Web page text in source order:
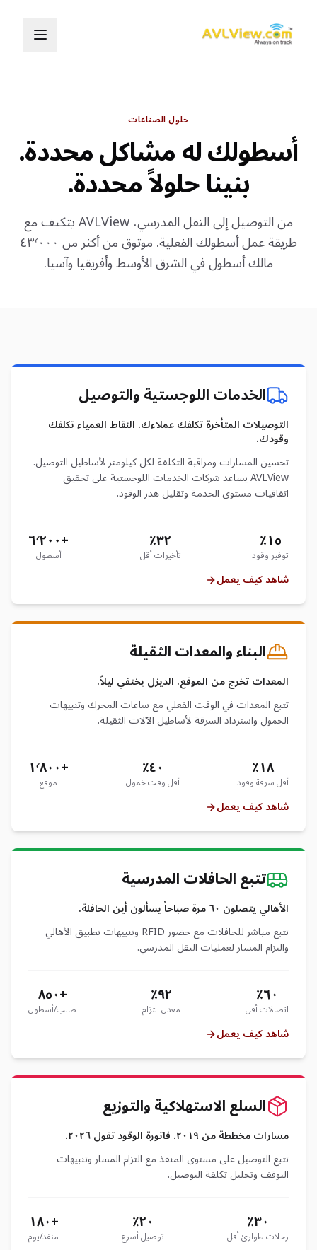
حلول الصناعات
أسطولك له مشاكل محددة.
بنينا حلولاً محددة.
من التوصيل إلى النقل المدرسي، AVLView يتكيف مع
طريقة عمل أسطولك الفعلية. موثوق من أكثر من ٤٣٬٠٠٠
مالك أسطول في الشرق الأوسط وأفريقيا وآسيا.
الخدمات اللوجستية والتوصيل
التوصيلات المتأخرة تكلفك عملاءك. النقاط العمياء تكلفك
وقودك.
تحسين المسارات ومراقبة التكلفة لكل كيلومتر لأساطيل التوصيل.
AVLView يساعد شركات الخدمات اللوجستية على تحقيق
اتفاقيات مستوى الخدمة وتقليل هدر الوقود.
١٥٪
توفير وقود
٣٢٪
تأخيرات أقل
+٦٬٢٠٠
أسطول
شاهد كيف يعمل
البناء والمعدات الثقيلة
المعدات تخرج من الموقع. الديزل يختفي ليلاً.
تتبع المعدات في الوقت الفعلي مع ساعات المحرك وتنبيهات
الخمول واسترداد السرقة لأساطيل الآلات الثقيلة.
١٨٪
أقل سرقة وقود
٤٠٪
أقل وقت خمول
+١٬٨٠٠
موقع
شاهد كيف يعمل
تتبع الحافلات المدرسية
الأهالي يتصلون ٦٠ مرة صباحاً يسألون أين الحافلة.
تتبع مباشر للحافلات مع حضور RFID وتنبيهات تطبيق الأهالي
والتزام المسار لعمليات النقل المدرسي.
٦٠٪
اتصالات أقل
٩٢٪
معدل التزام
+٨٥٠
طالب/أسطول
شاهد كيف يعمل
السلع الاستهلاكية والتوزيع
مسارات مخططة من ٢٠١٩. فاتورة الوقود تقول ٢٠٢٦.
تتبع التوصيل على مستوى المنفذ مع التزام المسار وتنبيهات
التوقف وتحليل تكلفة التوصيل.
٣٠٪
رحلات طوارئ أقل
٢٠٪
توصيل أسرع
+١٨٠
منفذ/يوم